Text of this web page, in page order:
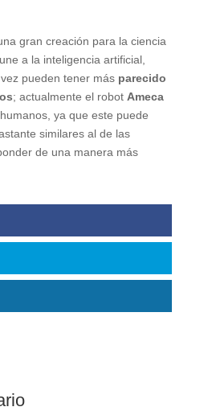
gran creación para la ciencia
a la inteligencia artificial,
pueden tener más parecido
; actualmente el robot Ameca
ya que este puede
similares al de las
de una manera más